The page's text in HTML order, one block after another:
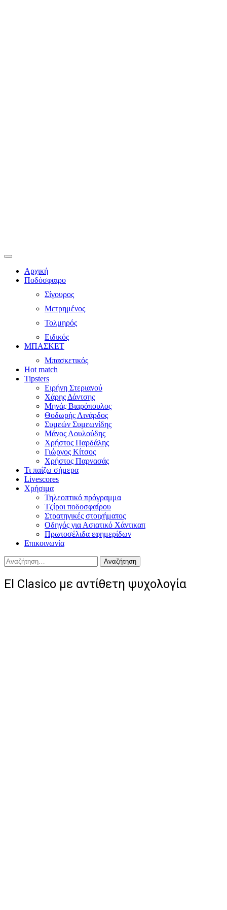
Αρχική
Ποδόσφαιρο
Σίγουρος
Μετρημένος
Τολμηρός
Ειδικός
ΜΠΑΣΚΕΤ
Μπασκετικός
Hot match
Tipsters
Ειρήνη Στεριανού
Χάρης Δάντσης
Μηνάς Βιαρόπουλος
Θοδωρής Λινάρδος
Συμεών Συμεωνίδης
Μάνος Λουλούδης
Χρήστος Παρδάλης
Γιώργος Κίτσος
Χρήστος Παρνασάς
Τι παίζω σήμερα
Livescores
Χρήσιμα
Τηλεοπτικό πρόγραμμα
Τζίροι ποδοσφαίρου
Στρατηγικές στοιχήματος
Οδηγός για Ασιατικό Χάντικαπ
Πρωτοσέλιδα εφημερίδων
Επικοινωνία
Αναζήτηση
για:
El Clasico με αντίθετη ψυχολογία